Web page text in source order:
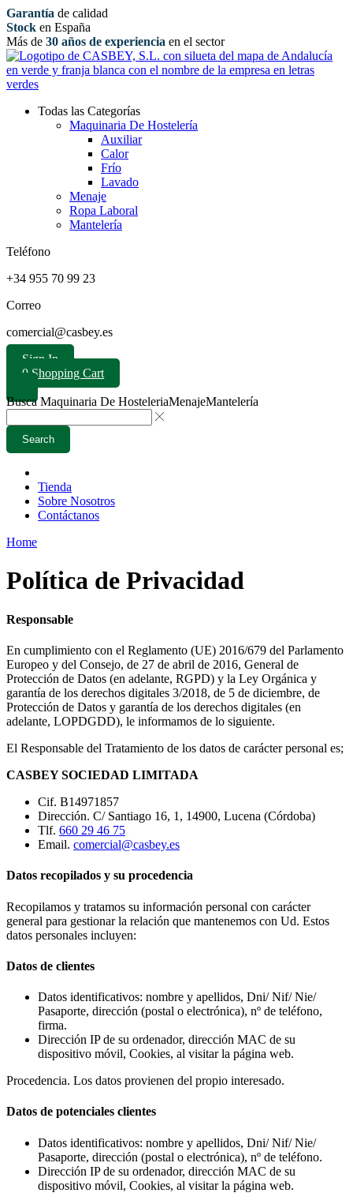
Garantía de calidad
Stock en España
Más de 30 años de experiencia en el sector
Todas las Categorías
Maquinaria De Hostelería
Auxiliar
Calor
Frío
Lavado
Menaje
Ropa Laboral
Mantelería
Teléfono
+34 955 70 99 23
Correo
comercial@casbey.es
Sign In
0 Shopping Cart
BuscaMaquinaria De HosteleriaMenajeMantelería
Search
Tienda
Sobre Nosotros
Contáctanos
Home
Política de Privacidad
Responsable
En cumplimiento con el Reglamento (UE) 2016/679 del Parlamento
Europeo y del Consejo, de 27 de abril de 2016, General de
Protección de Datos (en adelante, RGPD) y la Ley Orgánica y
garantía de los derechos digitales 3/2018, de 5 de diciembre, de
Protección de Datos y garantía de los derechos digitales (en
adelante, LOPDGDD), le informamos de lo siguiente.
El Responsable del Tratamiento de los datos de carácter personal es;
CASBEY SOCIEDAD LIMITADA
Cif. B14971857
Dirección. C/ Santiago 16, 1, 14900, Lucena (Córdoba)
Tlf. 660 29 46 75
Email. comercial@casbey.es
Datos recopilados y su procedencia
Recopilamos y tratamos su información personal con carácter
general para gestionar la relación que mantenemos con Ud. Estos
datos personales incluyen:
Datos de clientes
Datos identificativos: nombre y apellidos, Dni/ Nif/ Nie/
Pasaporte, dirección (postal o electrónica), nº de teléfono,
firma.
Dirección IP de su ordenador, dirección MAC de su
dispositivo móvil, Cookies, al visitar la página web.
Procedencia. Los datos provienen del propio interesado.
Datos de potenciales clientes
Datos identificativos: nombre y apellidos, Dni/ Nif/ Nie/
Pasaporte, dirección (postal o electrónica), nº de teléfono.
Dirección IP de su ordenador, dirección MAC de su
dispositivo móvil, Cookies, al visitar la página web.